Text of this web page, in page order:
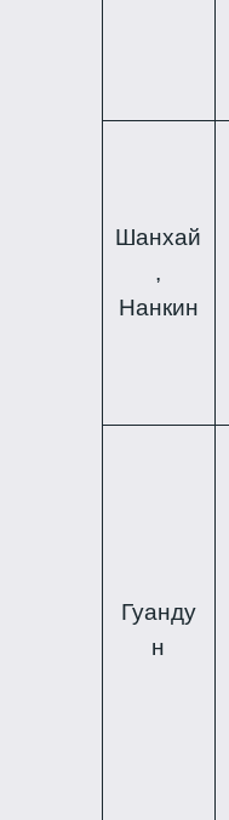
Шанхай
,
Нанкин
Гуанду
н